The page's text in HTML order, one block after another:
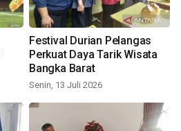
Festival Durian Pelangas
Perkuat Daya Tarik Wisata
Bangka Barat
Senin, 13 Juli 2026